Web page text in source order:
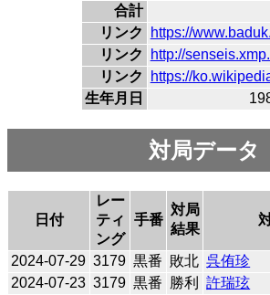
合計
リンク
https://
リンク
http://
リンク
https://
生年月日
対局データ
日付
レー
ティ
ング
手番
対局
結果
2024-07-29 3179 黒番 敗北 呉侑珍
2024-07-23 3179 黒番 勝利 許瑞玹